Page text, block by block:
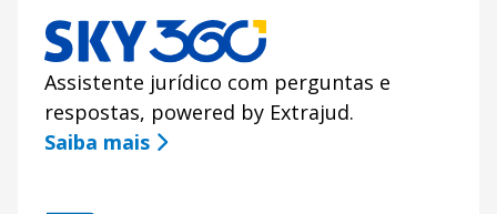
Assistente jurídico com perguntas e
respostas, powered by Extrajud.
Saiba mais